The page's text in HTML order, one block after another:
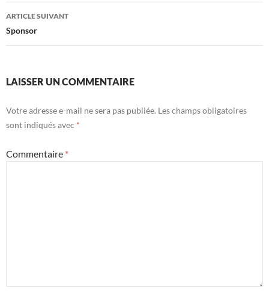
articles
ARTICLE SUIVANT
Sponsor
LAISSER UN COMMENTAIRE
Votre adresse e-mail ne sera pas publiée. Les champs obligatoires
sont indiqués avec *
Commentaire *